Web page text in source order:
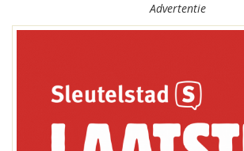
Advertentie